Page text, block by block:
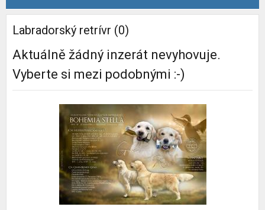
Labradorský retrívr (0)
Aktuálně žádný inzerát nevyhovuje.
Vyberte si mezi podobnými :-)